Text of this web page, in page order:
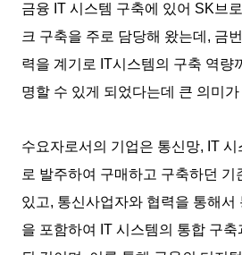
금융 IT 시스템 구축에 있어 SK브
크 구축을 주로 담당해 왔는데, 금
력을 계기로 IT시스템의 구축 역량
명할 수 있게 되었다는데 큰 의미
수요자로서의 기업은 통신망, IT
로 발주하여 구매하고 구축하던 기
있고, 통신사업자와 협력을 통해서
을 포함하여 IT 시스템의 통합 구축